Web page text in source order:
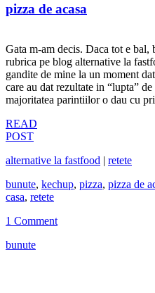
pizza de acasa
Gata m-am decis. Daca tot e bal,
rubrica pe blog alternative la
gandite de mine la un moment
care au dat rezultate in “lupta”
majoritatea parintiilor o dau cu
READ
POST
alternative la fastfood | retete
bunute, kechup, pizza, pizza de
casa, retete
1 Comment
bunute